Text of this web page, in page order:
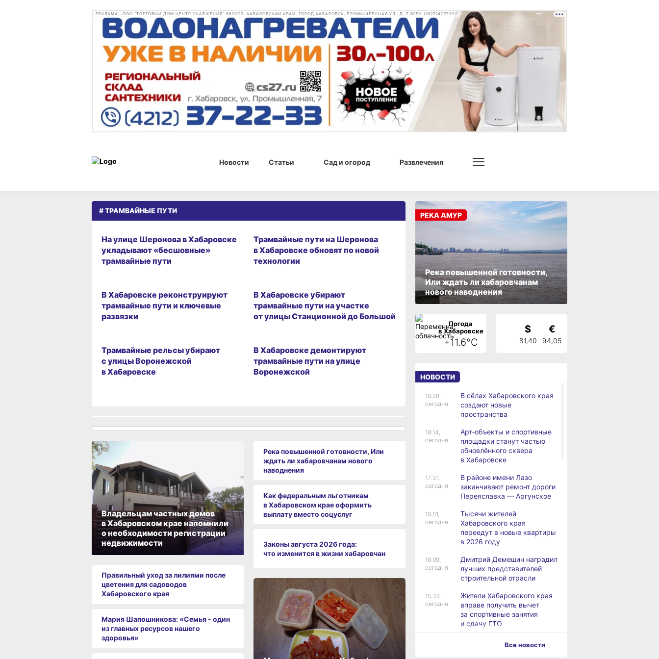
РЕКЛАМА • ООО "ТОРГОВЫЙ ДОМ ЦЕНТР СНАБЖЕНИЯ" 680009, ХАБАРОВСКИЙ КРАЙ, ГОРОД ХАБАРОВСК, ПРОМЫШЛЕННАЯ УЛ., Д. 7 ОГРН 1162724073930
Новости Статьи Сад и огород Развлечения
# ТРАМВАЙНЫЕ ПУТИ
На улице Шеронова в Хабаровске
укладывают «бесшовные»
трамвайные пути
Трамвайные пути на Шеронова
в Хабаровске обновят по новой
технологии
В Хабаровске реконструируют
трамвайные пути и ключевые
развязки
В Хабаровске убирают
трамвайные пути на участке
от улицы Станционной до Большой
Трамвайные рельсы убирают
с улицы Воронежской
в Хабаровске
В Хабаровске демонтируют
трамвайные пути на улице
Воронежской
Владельцам частных домов
в Хабаровском крае напомнили
о необходимости регистрации
недвижимости
Правильный уход за лилиями после
цветения для садоводов
Хабаровского края
Мария Шапошникова: «Семья - один
из главных ресурсов нашего
здоровья»
Река повышенной готовности, Или
ждать ли хабаровчанам нового
наводнения
Как федеральным льготникам
в Хабаровском крае оформить
выплату вместо соцуслуг
Законы августа 2026 года:
что изменится в жизни хабаровчан
Река повышенной готовности,
Или ждать ли хабаровчанам
нового наводнения
РЕКА АМУР
Погода
в Хабаровске
+11.6°C
$
81,40
€
94,05
НОВОСТИ
18:28,
сегодня
В сёлах Хабаровского края
создают новые
пространства
18:14,
сегодня
Арт‑объекты и спортивные
площадки станут частью
обновлённого сквера
в Хабаровске
17:31,
сегодня
В районе имени Лазо
заканчивают ремонт дороги
Переяславка — Аргунское
16:51,
сегодня
Тысячи жителей
Хабаровского края
переедут в новые квартиры
в 2026 году
16:09,
сегодня
Дмитрий Демешин наградил
лучших представителей
строительной отрасли
15:34,
сегодня
Жители Хабаровского края
вправе получить вычет
за спортивные занятия
и сдачу ГТО
В Хабаровске уровень
Все новости